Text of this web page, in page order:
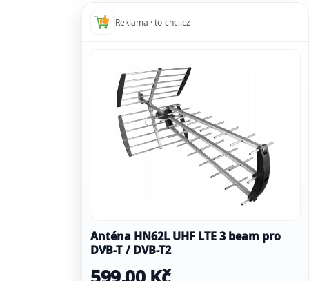
Reklama · to-chci.cz
Anténa HN62L UHF LTE 3 beam pro
DVB-T / DVB-T2